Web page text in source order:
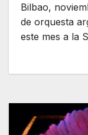
Bilbao,
de orquesta
este mes a la